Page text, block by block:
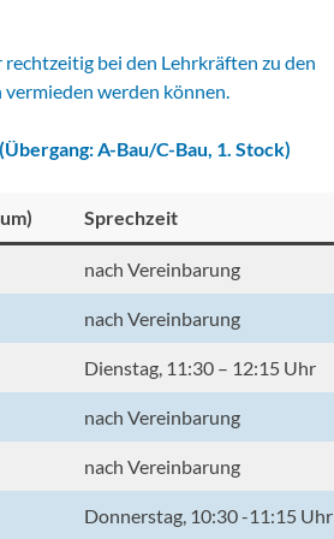
bei den Lehrkräften zu den
werden können.
A-Bau/C-Bau, 1. Stock)
Sprechzeit
nach Vereinbarung
nach Vereinbarung
Dienstag, 11:30 – 12:15 Uhr
nach Vereinbarung
nach Vereinbarung
Donnerstag, 10:30 -11:15 Uhr